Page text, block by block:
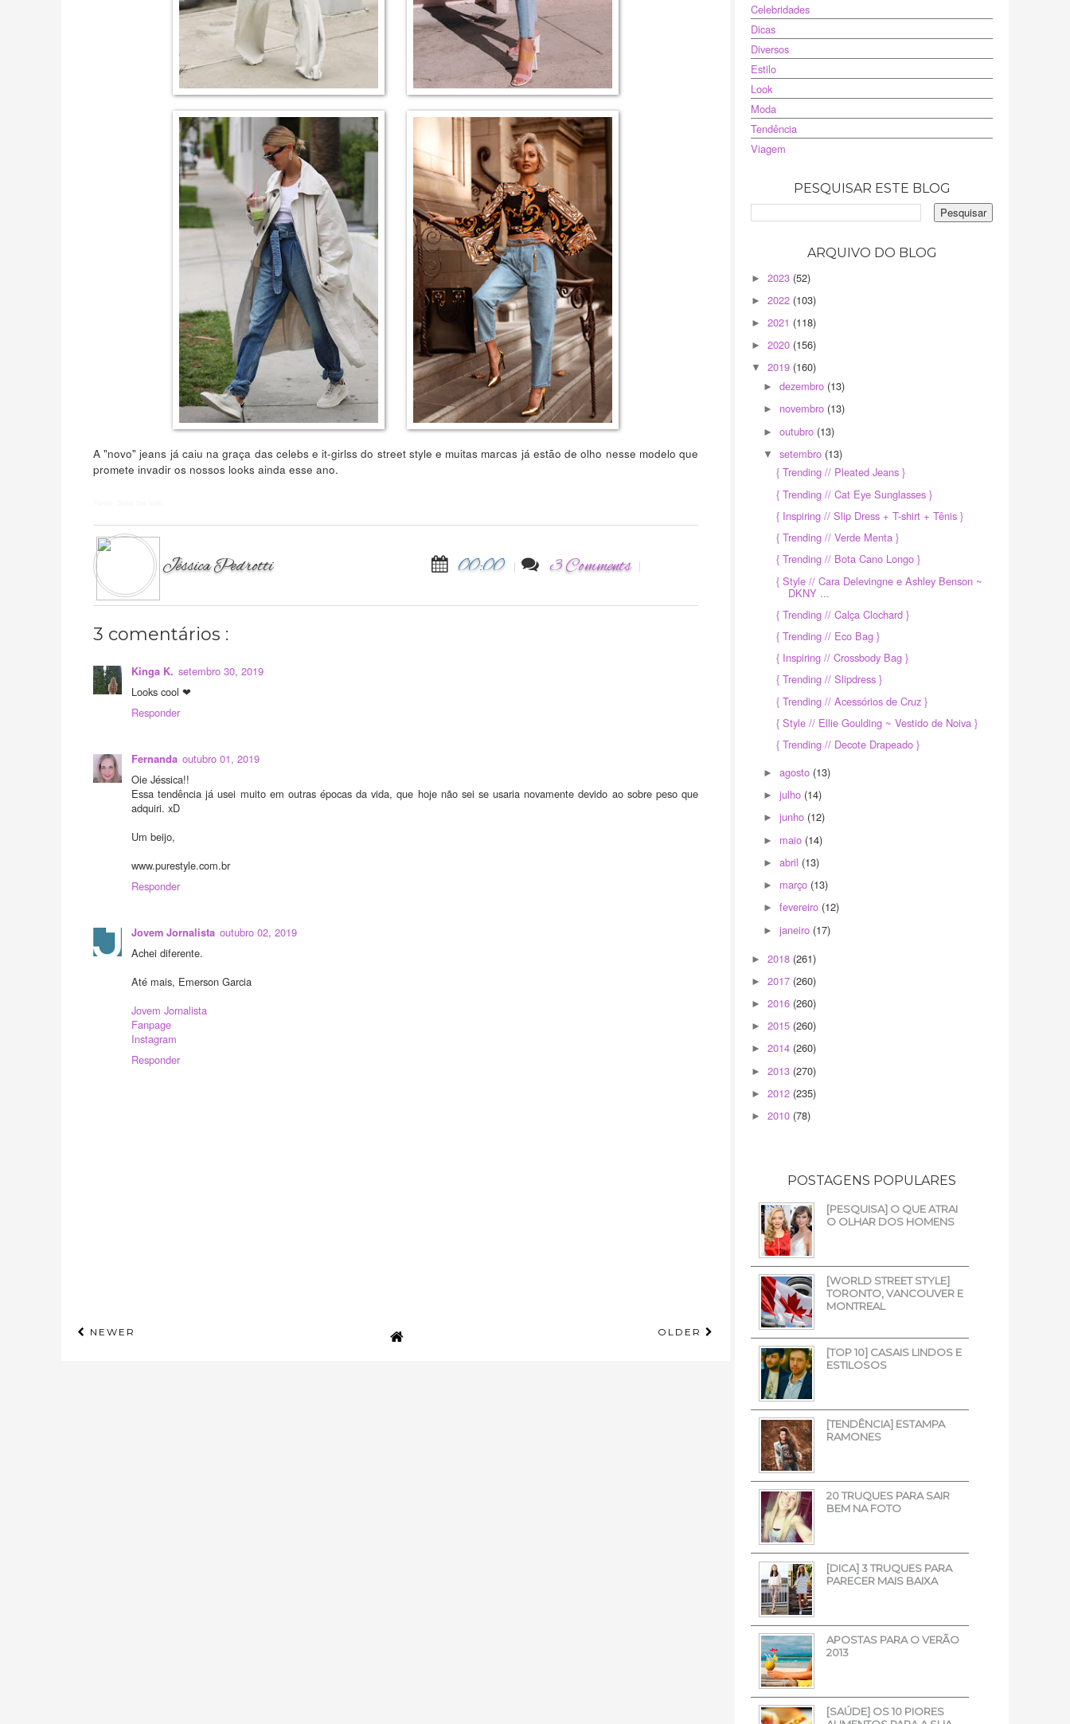
A "novo" jeans já caiu na graça das celebs e it-girlss do street style e muitas marcas já estão de olho nesse modelo que
promete invadir os nossos looks ainda esse ano.
Jéssica Pedrotti 00:00 3 Comments
3 comentários :
Kinga K. setembro 30, 2019
Looks cool ❤
Responder
Fernanda outubro 01, 2019
Oie Jéssica!!
Essa tendência já usei muito em outras épocas da vida, que hoje não sei se usaria novamente devido ao sobre peso que
adquiri. xD
Um beijo,
www.purestyle.com.br
Responder
Jovem Jornalista outubro 02, 2019
Achei diferente.
Até mais, Emerson Garcia
Jovem Jornalista
Fanpage
Instagram
Responder
NEWER OLDER
Celebridades
Dicas
Diversos
Estilo
Look
Moda
Tendência
Viagem
PESQUISAR ESTE BLOG
ARQUIVO DO BLOG
► 2023 (52)
► 2022 (103)
► 2021 (118)
► 2020 (156)
▼ 2019 (160)
►dezembro (13)
► novembro (13)
►outubro (13)
▼setembro (13)
{ Trending // Pleated Jeans }
{ Trending // Cat Eye Sunglasses }
{ Inspiring // Slip Dress + T-shirt + Tênis }
{ Trending // Verde Menta }
{ Trending // Bota Cano Longo }
{ Style // Cara Delevingne e Ashley Benson ~
DKNY ...
{ Trending // Calça Clochard }
{ Trending // Eco Bag }
{ Inspiring // Crossbody Bag }
{ Trending // Slipdress }
{ Trending // Acessórios de Cruz }
{ Style // Ellie Goulding ~ Vestido de Noiva }
{ Trending // Decote Drapeado }
►agosto (13)
►julho (14)
►junho (12)
► maio (14)
►abril (13)
► março (13)
►fevereiro (12)
►janeiro (17)
► 2018 (261)
► 2017 (260)
► 2016 (260)
► 2015 (260)
► 2014 (260)
► 2013 (270)
► 2012 (235)
► 2010 (78)
POSTAGENS POPULARES
[PESQUISA] O QUE ATRAI
O OLHAR DOS HOMENS
[WORLD STREET STYLE]
TORONTO, VANCOUVER E
MONTREAL
[TOP 10] CASAIS LINDOS E
ESTILOSOS
[TENDÊNCIA] ESTAMPA
RAMONES
20 TRUQUES PARA SAIR
BEM NA FOTO
[DICA] 3 TRUQUES PARA
PARECER MAIS BAIXA
APOSTAS PARA O VERÃO
2013
[SAÚDE] OS 10 PIORES